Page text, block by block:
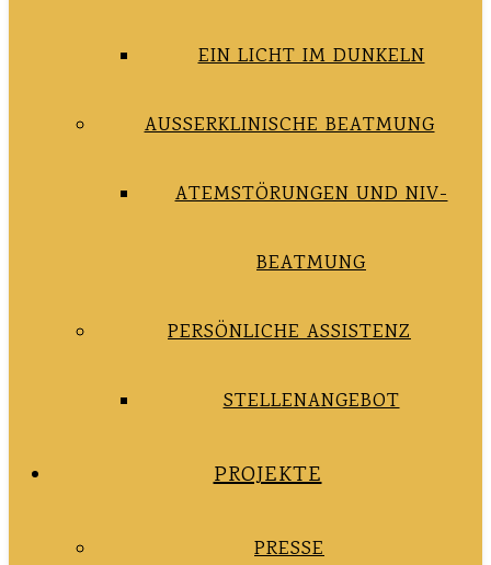
EIN LICHT IM DUNKELN
AUSSERKLINISCHE BEATMUNG
ATEMSTÖRUNGEN UND NIV-
BEATMUNG
PERSÖNLICHE ASSISTENZ
STELLENANGEBOT
PROJEKTE
PRESSE